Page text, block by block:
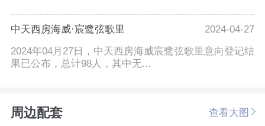
中天西房海威·宸鹭弦歌里
2024-04-27
2024年04月27日，中天西房海威宸鹭弦歌里意向登记结
果已公布，总计98人，其中无...
周边配套 查看大图